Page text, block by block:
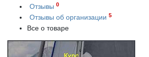
Отзывы 0
Отзывы об организации 5
Все о товаре